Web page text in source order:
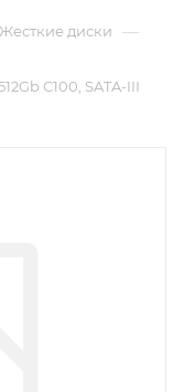
Жесткие диски —
C100, SATA-III